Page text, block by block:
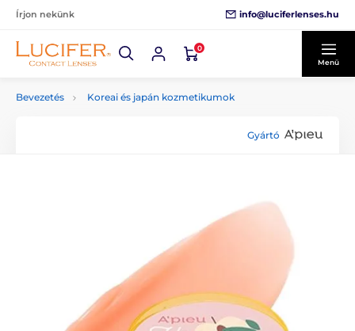
Írjon nekünk info@luciferlenses.hu
0
Menü
Bevezetés Koreai és japán kozmetikumok
Gyártó